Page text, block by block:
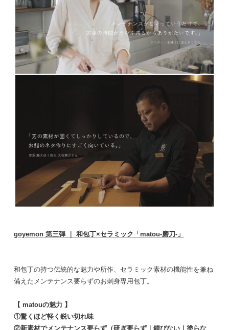
goyemon 第三弾 ｜ 和包丁×セラミック「matou-磨刀-」
和包丁の持つ伝統的な魅力や所作、 セラミック素材の機能性を兼ね
備えたメンテナンス要らずのお刺身専用包丁。
【 matouの魅力 】
①驚くほど軽く鋭い切れ味
②新素材でメンテナンス要らず（研ぎ要らず｜錆びない｜ 塗らな